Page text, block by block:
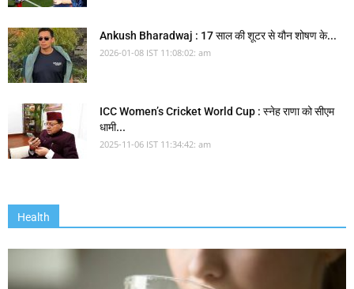
Ankush Bharadwaj : 17 साल की शूटर से यौन शोषण के...
2026-01-08 IST 11:08:02: am
ICC Women’s Cricket World Cup : स्नेह राणा को सीएम
धामी...
2025-11-06 IST 11:34:42: am
Health